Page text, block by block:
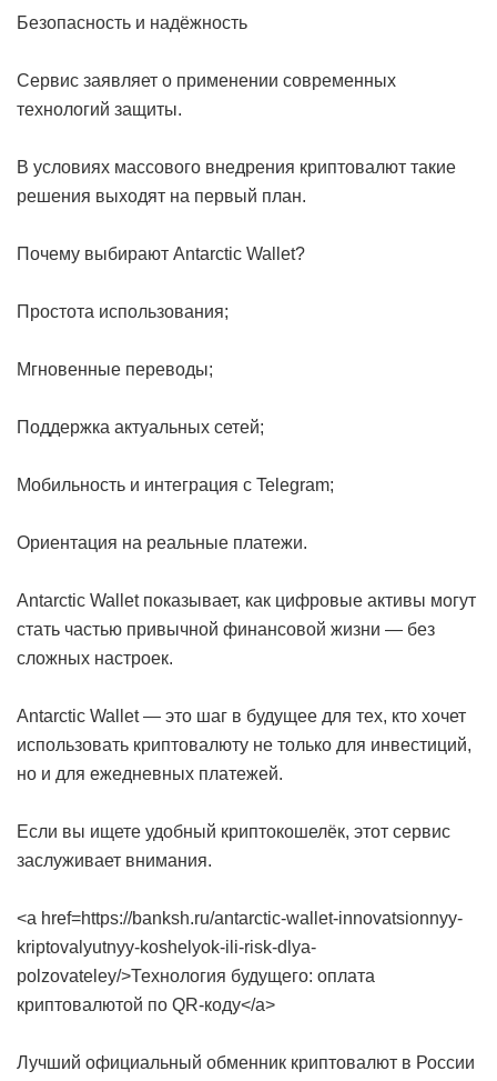
Безопасность и надёжность
Сервис заявляет о применении современных
технологий защиты.
В условиях массового внедрения криптовалют такие
решения выходят на первый план.
Почему выбирают Antarctic Wallet?
Простота использования;
Мгновенные переводы;
Поддержка актуальных сетей;
Мобильность и интеграция с Telegram;
Ориентация на реальные платежи.
Antarctic Wallet показывает, как цифровые активы могут
стать частью привычной финансовой жизни — без
сложных настроек.
Antarctic Wallet — это шаг в будущее для тех, кто хочет
использовать криптовалюту не только для инвестиций,
но и для ежедневных платежей.
Если вы ищете удобный криптокошелёк, этот сервис
заслуживает внимания.
<a href=https://banksh.ru/antarctic-wallet-innovatsionnyy-
kriptovalyutnyy-koshelyok-ili-risk-dlya-
polzovateley/>Технология будущего: оплата
криптовалютой по QR-коду</a>
Лучший официальный обменник криптовалют в России